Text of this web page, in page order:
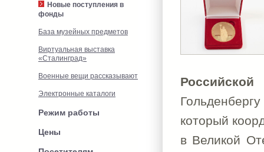
Новые поступления в
фонды
База музейных предметов
Виртуальная выставка
«Сталинград»
Военные вещи рассказывают
Электронные каталоги
Режим работы
Цены
который
в Великой